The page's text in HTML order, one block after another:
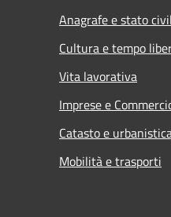
Anagrafe e stato
Cultura e tempo
Vita lavorativa
Imprese e
Catasto e
Mobilità e trasporti